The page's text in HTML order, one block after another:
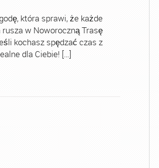
która sprawi, że każde
w Noworoczną Trasę
kochasz spędzać czas z
dla Ciebie! […]